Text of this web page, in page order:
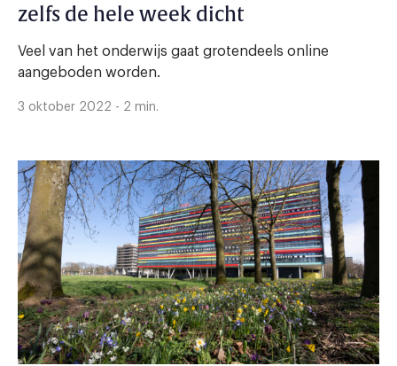
zelfs de hele week dicht
Veel van het onderwijs gaat grotendeels online
aangeboden worden.
3 oktober 2022 - 2 min.